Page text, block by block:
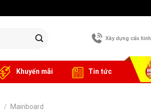
Xây dựng cấu hình
Khuyến mãi Tin tức
/ Mainboard